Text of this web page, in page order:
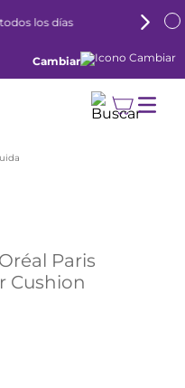
los días
Cambiar
Paris
Cushion